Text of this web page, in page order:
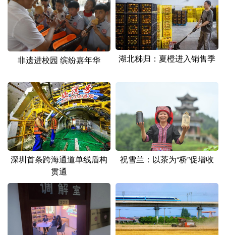
新疆 内蒙古 黑龙江
多语种频道
English Español
Русский язык
Deutsch Português
非遗进校园 缤纷嘉年华 湖北秭归：夏橙进入销售季
深圳首条跨海通道单线盾构
贯通
祝雪兰：以茶为“桥”促增收